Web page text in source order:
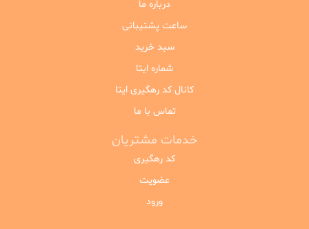
درباره ما
ساعت پشتیبانی
سبد خرید
شماره ایتا
کانال کد رهگیری ایتا
تماس با ما
خدمات مشتریان
کد رهگیری
عضویت
ورود